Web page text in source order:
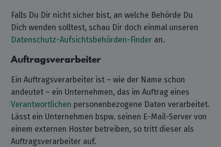
Falls Du Dir nicht sicher bist, an welche Behörde Du
Dich wenden solltest, schau Dir doch einmal unseren
Datenschutz-Aufsichtsbehörden-Finder an.
Auftragsverarbeiter
Ein Auftragsverarbeiter ist – wie der Name schon
andeutet – ein Unternehmen, das im Auftrag eines
Verantwortlichen personenbezogene Daten verarbeitet.
Lässt ein Unternehmen bspw. seinen E-Mail-Server von
einem externen Hoster betreiben, so tritt dieser als
Auftragsverarbeiter auf.